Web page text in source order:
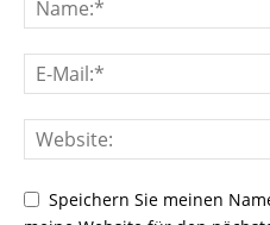
Speichern Sie meinen